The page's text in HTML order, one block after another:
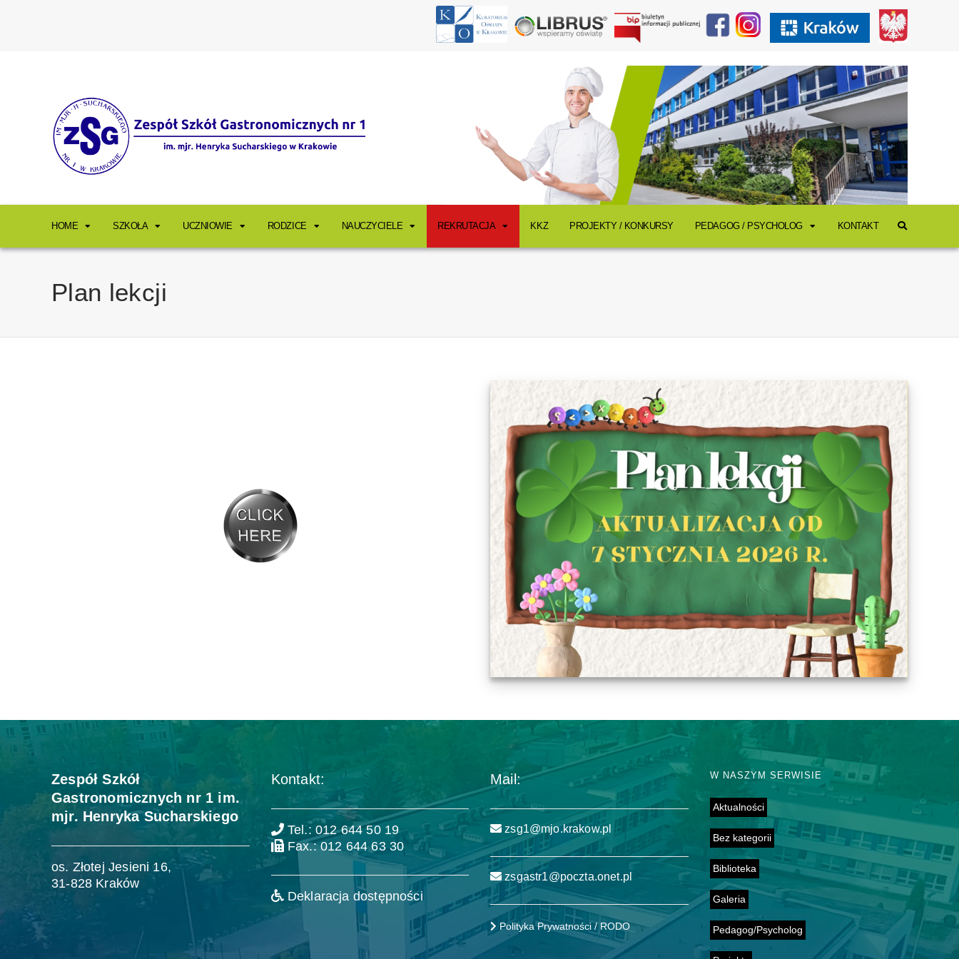
HOME SZKOŁA UCZNIOWIE RODZICE NAUCZYCIELE REKRUTACJA KKZ PROJEKTY / KONKURSY PEDAGOG / PSYCHOLOG KONTAKT
Plan lekcji
Zespół Szkół
Gastronomicznych nr 1 im.
mjr. Henryka Sucharskiego
os. Złotej Jesieni 16,
31-828 Kraków
Kontakt:
Tel.: 012 644 50 19
Fax.: 012 644 63 30
Deklaracja dostępności
Mail:
zsg1@mjo.krakow.pl
zsgastr1@poczta.onet.pl
Polityka Prywatności / RODO
W NASZYM SERWISIE
Aktualności
Bez kategorii
Biblioteka
Galeria
Pedagog/Psycholog